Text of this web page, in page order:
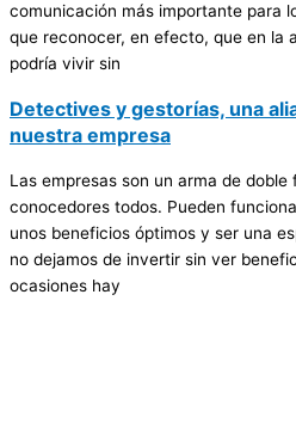
comunicación más importante para
que reconocer, en efecto, que en la
podría vivir sin
Detectives y gestorías, una
nuestra empresa
Las empresas son un arma de doble
conocedores todos. Pueden
unos beneficios óptimos y ser una
no dejamos de invertir sin ver
ocasiones hay